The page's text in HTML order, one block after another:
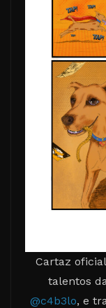
Cartaz
talentos
@c4b3lo, e